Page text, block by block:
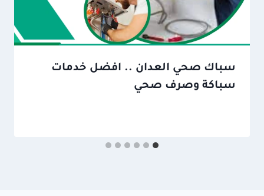
سباك صحي العدان .. افضل خدمات
سباكة وصرف صحي